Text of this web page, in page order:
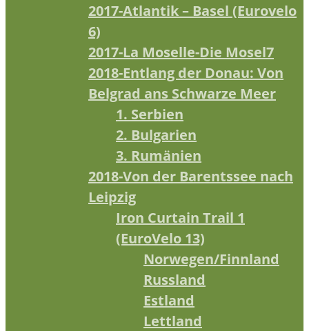
2017-Atlantik – Basel (Eurovelo
6)
2017-La Moselle-Die Mosel7
2018-Entlang der Donau: Von
Belgrad ans Schwarze Meer
1. Serbien
2. Bulgarien
3. Rumänien
2018-Von der Barentssee nach
Leipzig
Iron Curtain Trail 1
(EuroVelo 13)
Norwegen/Finnland
Russland
Estland
Lettland